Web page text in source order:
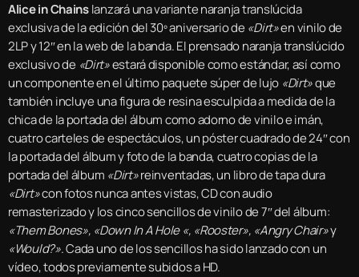
Alice in Chainslanzará una variante naranja translúcida
exclusiva de la edición del 30º aniversario de «Dirt»en vinilo de
2LP y 12″ en la web de la banda. El prensado naranja translúcido
exclusivo de «Dirt»estará disponible como estándar, así como
un componente en el último paquete súper de lujo «Dirt»que
también incluye una figura de resina esculpida a medida de la
chica de la portada del álbum como adorno de vinilo e imán,
cuatro carteles de espectáculos, un póster cuadrado de 24″ con
la portada del álbum y foto de la banda, cuatro copias de la
portada del álbum «Dirt»reinventadas, un libro de tapa dura
«Dirt»con fotos nunca antes vistas, CD con audio
remasterizado y los cinco sencillos de vinilo de 7″ del álbum:
«Them Bones», «Down In A Hole «, «Rooster», «Angry Chair»y
«Would?». Cada uno de los sencillos ha sido lanzado con un
vídeo, todos previamente subidos a HD.